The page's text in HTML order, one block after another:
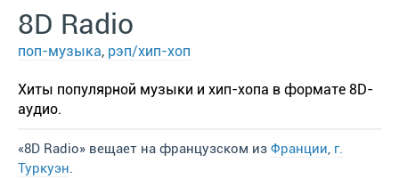
8D Radio
поп-музыка, рэп/хип-хоп
Хиты популярной музыки и хип-хопа в формате 8D-
аудио.
«8D Radio» вещает на французском из Франции, г.
Туркуэн.